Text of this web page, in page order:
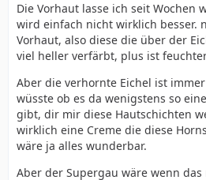
Die Vorhaut lasse ich seit Wochen
wird einfach nicht wirklich besser.
Vorhaut, also diese die über der
viel heller verfärbt, plus ist
Aber die verhornte Eichel ist
wüsste ob es da wenigstens so
gibt, dir mir diese Hautschichten
wirklich eine Creme die diese
wäre ja alles wunderbar.
Aber der Supergau wäre wenn